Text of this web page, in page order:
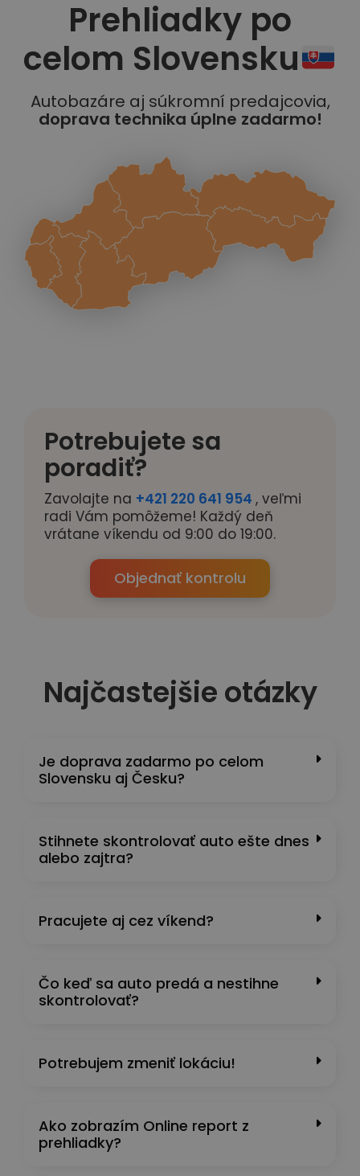
Prehliadky po
celom Slovensku
Autobazáre aj súkromní predajcovia,
doprava technika úplne zadarmo!
Potrebujete sa
poradiť?
Zavolajte na +421 220 641 954 , veľmi
radi Vám pomôžeme! Každý deň
vrátane víkendu od 9:00 do 19:00.
Objednať kontrolu
Najčastejšie otázky
Je doprava zadarmo po celom
Slovensku aj Česku?
Stihnete skontrolovať auto ešte dnes
alebo zajtra?
Pracujete aj cez víkend?
Čo keď sa auto predá a nestihne
skontrolovať?
Potrebujem zmeniť lokáciu!
Ako zobrazím Online report z
prehliadky?